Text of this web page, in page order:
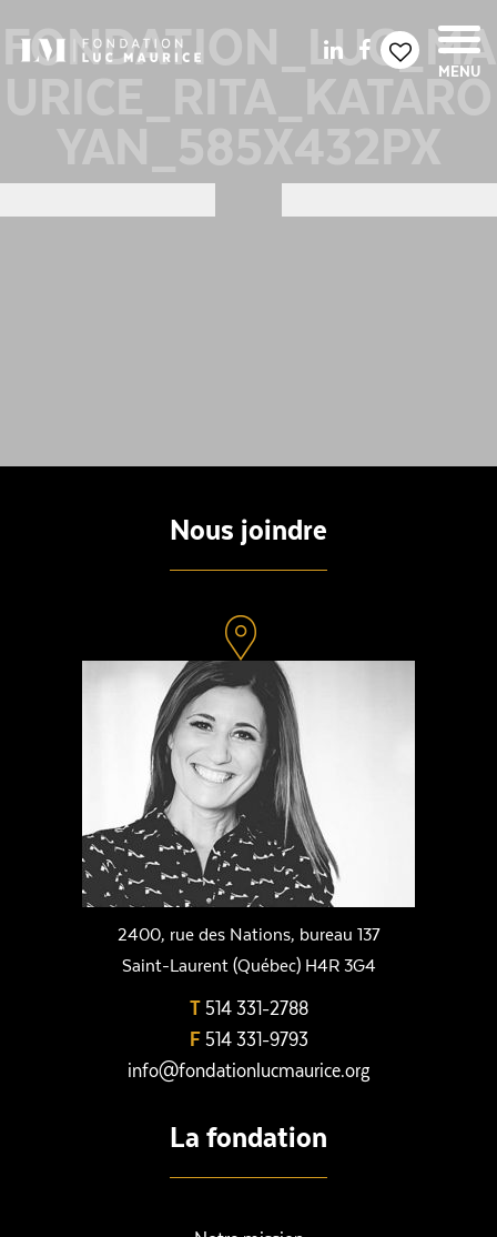
MENU
FONDATION_LUC_MA
URICE_RITA_KATARO
Nous joindre
2400, rue des Nations, bureau 137
Saint-Laurent (Québec) H4R 3G4
T514 331-2788
F514 331-9793
info@fondationlucmaurice.org
La fondation